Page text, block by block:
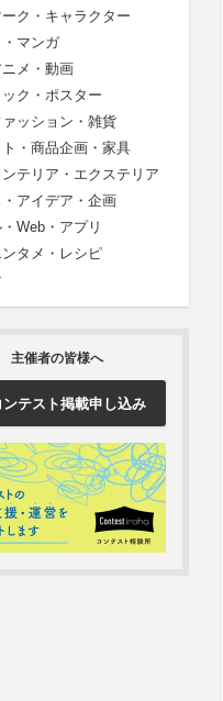
ク・キャラクター
マンガ
メ・動画
ク・ポスター
ッション・雑貨
・商品企画・家具
テリア・エクステリア
・アイデア・企画
Web・アプリ
タメ・レシピ
主催者の皆様へ
ンテスト掲載申し込み